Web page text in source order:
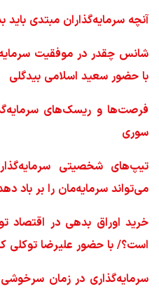
آنچه سرمایه‌گذاران مبتدی
شانس چقدر در موفقیت
با حضور سعید اسلامی بیدگلی
فرصت‌ها و ریسک‌های
سوری
تیپ‌های شخصیتی
می‌تواند سرمایه‌مان را بر باد
خرید اوراق بدهی در اقتصاد
است؟/ با حضور علیرضا توکلی
سرمایه‌گذاری در زمان سرخوشی